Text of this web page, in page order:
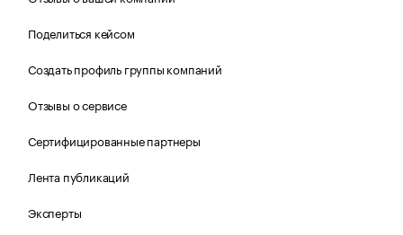
Поделиться кейсом
Создать профиль группы компаний
Отзывы о сервисе
Сертифицированные партнеры
Лента публикаций
Эксперты